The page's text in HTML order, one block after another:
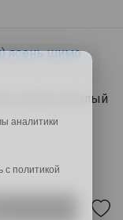
шимо светлый
аналитики
с политикой